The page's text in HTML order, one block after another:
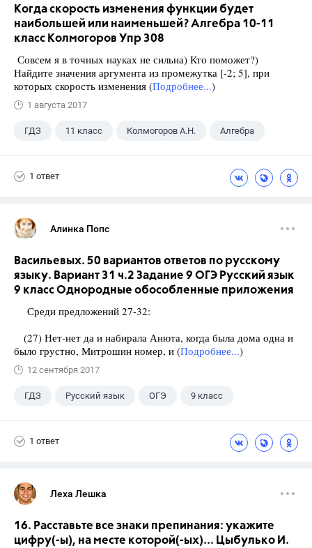
Когда скорость изменения функции будет
наибольшей или наименьшей? Алгебра 10-11
класс Колмогоров Упр 308
Совсем я в точных науках не сильна) Кто поможет?)
Найдите значения аргумента из промежутка [-2; 5], при
которых скорость изменения (Подробнее...)
1 августа 2017
ГДЗ 11 класс Колмогоров А.Н. Алгебра
1 ответ
Алинка Попс
Васильевых. 50 вариантов ответов по русскому
языку. Вариант 31 ч.2 Задание 9 ОГЭ Русский язык
9 класс Однородные обособленные приложения
Среди предложений 27-32:
(27) Нет-нет да и набирала Анюта, когда была дома одна и
было грустно, Митрошин номер, и (Подробнее...)
12 сентября 2017
ГДЗ Русский язык ОГЭ 9 класс
1 ответ
Леха Лешка
16. Расставьте все знаки препинания: укажите
цифру(-ы), на месте которой(-ых)... Цыбулько И.